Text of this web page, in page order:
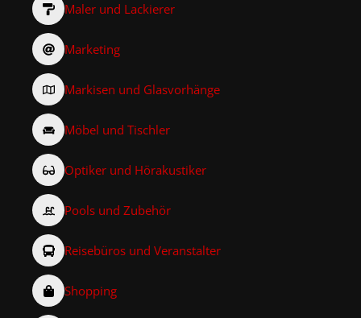
Maler und Lackierer
Marketing
Markisen und Glasvorhänge
Möbel und Tischler
Optiker und Hörakustiker
Pools und Zubehör
Reisebüros und Veranstalter
Shopping